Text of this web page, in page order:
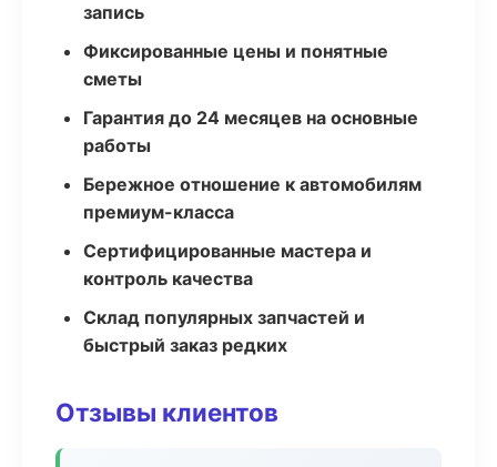
запись
Фиксированные цены и понятные
сметы
Гарантия до 24 месяцев на основные
работы
Бережное отношение к автомобилям
премиум-класса
Сертифицированные мастера и
контроль качества
Склад популярных запчастей и
быстрый заказ редких
Отзывы клиентов